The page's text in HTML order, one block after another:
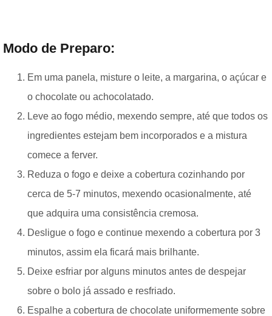
Modo de Preparo:
Em uma panela, misture o leite, a margarina, o açúcar e
o chocolate ou achocolatado.
Leve ao fogo médio, mexendo sempre, até que todos os
ingredientes estejam bem incorporados e a mistura
comece a ferver.
Reduza o fogo e deixe a cobertura cozinhando por
cerca de 5-7 minutos, mexendo ocasionalmente, até
que adquira uma consistência cremosa.
Desligue o fogo e continue mexendo a cobertura por 3
minutos, assim ela ficará mais brilhante.
Deixe esfriar por alguns minutos antes de despejar
sobre o bolo já assado e resfriado.
Espalhe a cobertura de chocolate uniformemente sobre